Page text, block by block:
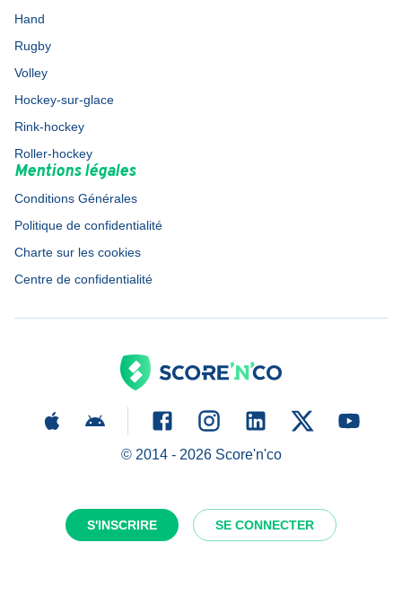
S'INSCRIRE SE CONNECTER
Hand
Rugby
Volley
Hockey-sur-glace
Rink-hockey
Roller-hockey
Mentions légales
Conditions Générales
Politique de confidentialité
Charte sur les cookies
Centre de confidentialité
© 2014 - 2026Score'n'co